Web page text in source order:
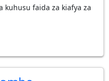
kuhusu faida za kiafya za